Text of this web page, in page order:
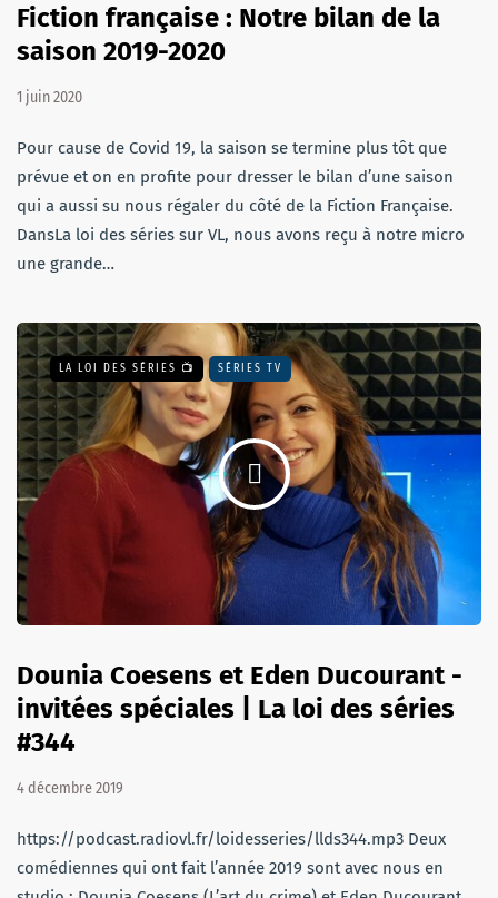
Fiction française : Notre bilan de la
saison 2019-2020
1 juin 2020
Pour cause de Covid 19, la saison se termine plus tôt que
prévue et on en profite pour dresser le bilan d’une saison
qui a aussi su nous régaler du côté de la Fiction Française.
DansLa loi des séries sur VL, nous avons reçu à notre micro
une grande…
LA LOI DES SÉRIES 📺 SÉRIES TV
Dounia Coesens et Eden Ducourant -
invitées spéciales | La loi des séries
#344
4 décembre 2019
https://podcast.radiovl.fr/loidesseries/llds344.mp3 Deux
comédiennes qui ont fait l’année 2019 sont avec nous en